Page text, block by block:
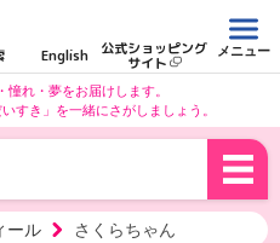
English 公式ショッピング
サイト
メニュー
憧れ・夢をお届けします。
すき」を一緒にさがしましょう。
ール さくらちゃん